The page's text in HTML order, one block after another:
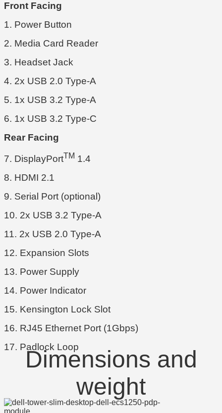
Front Facing
1. Power Button
2. Media Card Reader
3. Headset Jack
4. 2x USB 2.0 Type-A
5. 1x USB 3.2 Type-A
6. 1x USB 3.2 Type-C
Rear Facing
7. DisplayPortTM 1.4
8. HDMI 2.1
9. Serial Port (optional)
10. 2x USB 3.2 Type-A
11. 2x USB 2.0 Type-A
12. Expansion Slots
13. Power Supply
14. Power Indicator
15. Kensington Lock Slot
16. RJ45 Ethernet Port (1Gbps)
17. Padlock Loop
Dimensions and
weight